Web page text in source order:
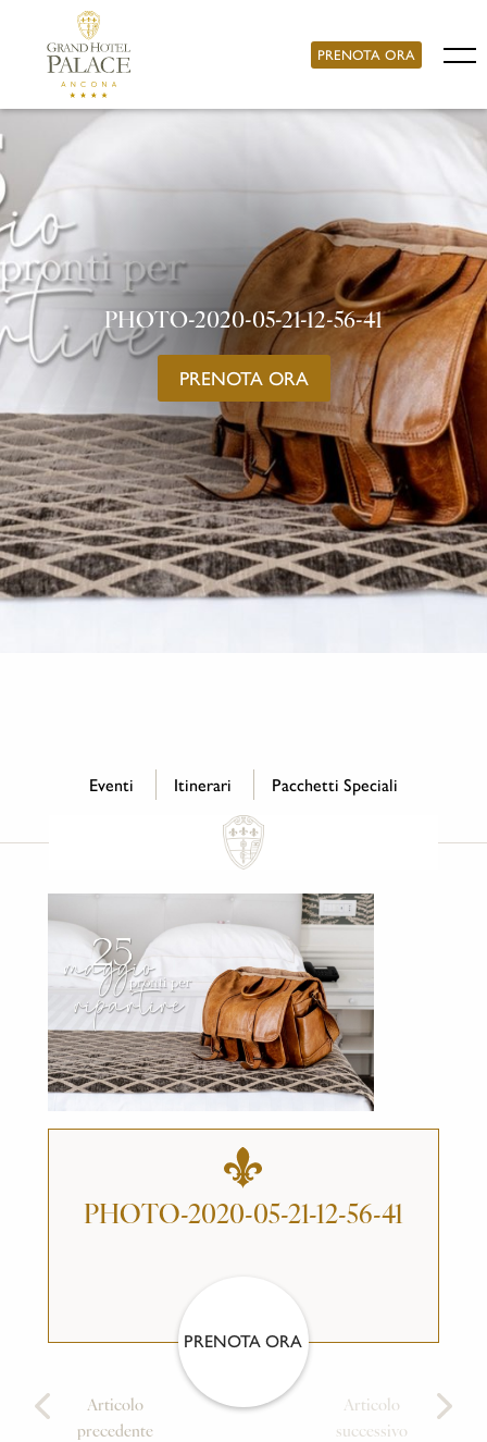
PRENOTA ORA
PHOTO-2020-05-21-12-56-41
PRENOTA ORA
Eventi Itinerari Pacchetti Speciali
PHOTO-2020-05-21-12-56-41
PRENOTA ORA
Articolo
precedente
Articolo
successivo